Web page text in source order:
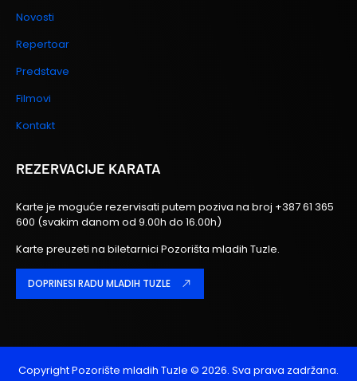
Novosti
Repertoar
Predstave
Filmovi
Kontakt
REZERVACIJE KARATA
Karte je moguće rezervisati putem poziva na broj +387 61 365
600 (svakim danom od 9.00h do 16.00h)
Karte preuzeti na biletarnici Pozorišta mladih Tuzle.
DOPRINESI RADU MLADIH TUZLE
CopyrightPozorište mladih Tuzle © 2026. Sva prava zadržana.